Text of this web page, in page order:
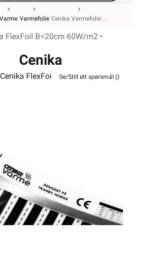
Varme Varmefolie Cenika Varmefolie
FlexFoil B=20cm 60W/m2 •
Cenika
B=20cm 60W/m2
Cenika FlexFoi Se/Still ett spørsmål ()